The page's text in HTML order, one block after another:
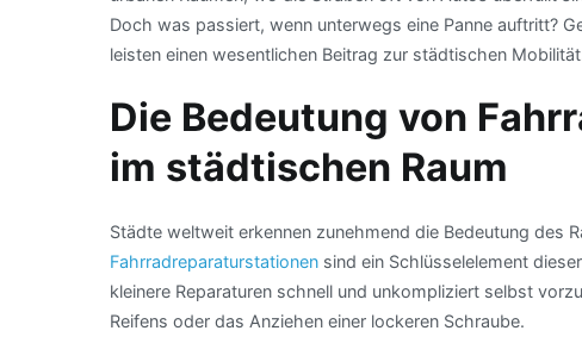
Doch was passiert, wenn unterwegs eine Panne auftritt?
leisten einen wesentlichen Beitrag zur städtischen
Die Bedeutung von
im städtischen Raum
Städte weltweit erkennen zunehmend die Bedeutung des
Fahrradreparaturstationen sind ein Schlüsselelement
kleinere Reparaturen schnell und unkompliziert selbst
Reifens oder das Anziehen einer lockeren Schraube.